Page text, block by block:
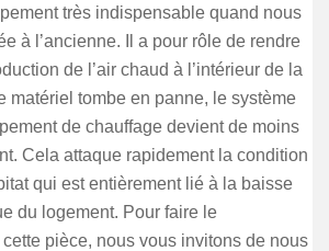
très indispensable quand nous
à l’ancienne. Il a pour rôle de rendre
de l’air chaud à l’intérieur de la
matériel tombe en panne, le système
de chauffage devient de moins
Cela attaque rapidement la condition
qui est entièrement lié à la baisse
du logement. Pour faire le
pièce, nous vous invitons de nous